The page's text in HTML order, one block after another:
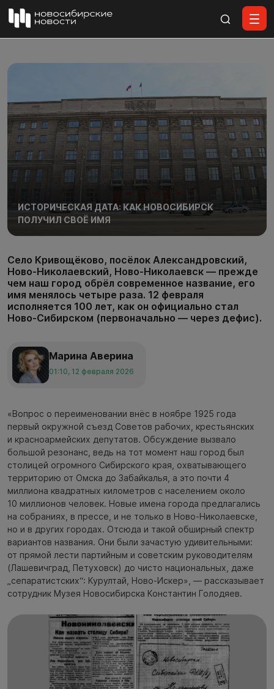
ИСТОРИЧЕСКАЯ ДАТА: КАК НОВОСИБИРСК
ПОЛУЧИЛ СВОЁ ИМЯ
Село Кривощёково, посёлок Александровский,
Ново-Николаевский, Ново-Николаевск — прежде
чем наш город обрёл современное название, его
имя менялось четыре раза. 12 февраля
исполняется 100 лет, как он официально стал
Ново-Сибирском (первоначально — через дефис).
Марина Аверина
01:10, 12 февраля 2026
«Вопрос о переименовании внёс в ноябре 1925 года
первый окружной съезд Советов рабочих, крестьянских
и красноармейских депутатов. Обсуждение вызвало
большой резонанс, ведь на тот момент наш город был
столицей огромного Сибирского края, охватывающего
территорию от Омска до Забайкалья, а это почти 4
миллиона квадратных километров с населением около
10 миллионов человек. Новые имена города предлагались
на собраниях, в прессе, и не только в Ново-Николаевске,
но и в других городах. Отсюда и такой обширный спектр
вариантов названия. Они были зачастую удивительными:
от прямой лести партийным и советским руководителям
(Лашевичград, Петуховск) до чисто национальных, даже
„сепаратистских“: Курултай, Ново-Искер», — рассказывает
сотрудник Музея Новосибирска Константин Голодяев.